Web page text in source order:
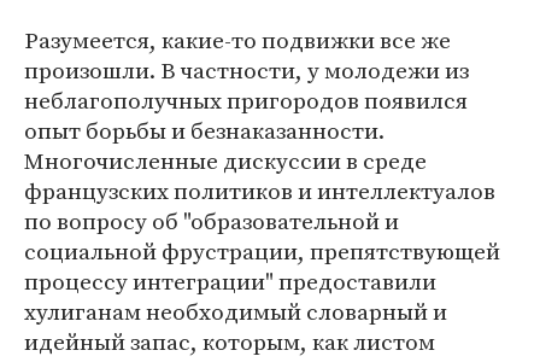
Разумеется, какие-то подвижки все же
произошли. В частности, у молодежи из
неблагополучных пригородов появился
опыт борьбы и безнаказанности.
Многочисленные дискуссии в среде
французских политиков и интеллектуалов
по вопросу об "образовательной и
социальной фрустрации, препятствующей
процессу интеграции" предоставили
хулиганам необходимый словарный и
идейный запас, которым, как листом